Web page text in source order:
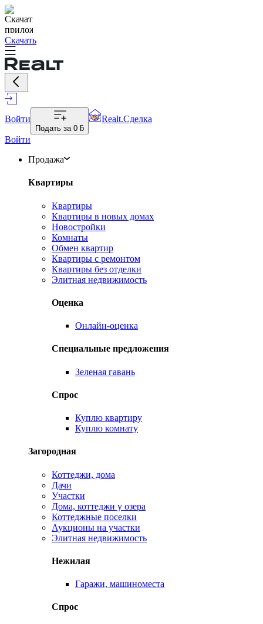
Скачать
Войти
Подать за 0 ƃ
Realt.Сделка
Войти
Продажа
Квартиры
Квартиры
Квартиры в новых домах
Новостройки
Комнаты
Обмен квартир
Квартиры с ремонтом
Квартиры без отделки
Элитная недвижимость
Оценка
Онлайн-оценка
Специальные предложения
Зеленая гавань
Спрос
Куплю квартиру
Куплю комнату
Загородная
Коттеджи, дома
Дачи
Участки
Дома, коттеджи у озера
Коттеджные поселки
Аукционы на участки
Элитная недвижимость
Нежилая
Гаражи, машиноместа
Спрос